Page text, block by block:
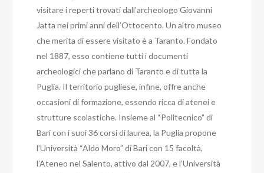
visitare i reperti trovati dall’archeologo Giovanni
Jatta nei primi anni dell’Ottocento. Un altro museo
che merita di essere visitato è a Taranto. Fondato
nel 1887, esso contiene tutti i documenti
archeologici che parlano di Taranto e di tutta la
Puglia. Il territorio pugliese, infine, offre anche
occasioni di formazione, essendo ricca di atenei e
strutture scolastiche. Insieme al “Politecnico” di
Bari con i suoi 36 corsi di laurea, la Puglia propone
l’Università “Aldo Moro” di Bari con 15 facoltà,
l’Ateneo nel Salento, attivo dal 2007, e l’Università